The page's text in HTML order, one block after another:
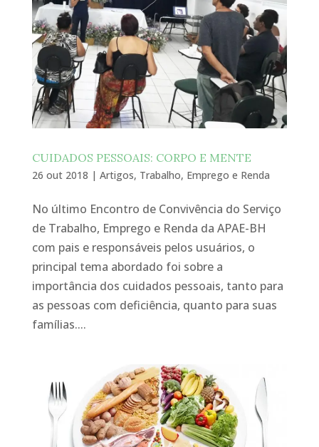
CUIDADOS PESSOAIS: CORPO E MENTE
26 out 2018 | Artigos, Trabalho, Emprego e Renda
No último Encontro de Convivência do Serviço
de Trabalho, Emprego e Renda da APAE-BH
com pais e responsáveis pelos usuários, o
principal tema abordado foi sobre a
importância dos cuidados pessoais, tanto para
as pessoas com deficiência, quanto para suas
famílias....